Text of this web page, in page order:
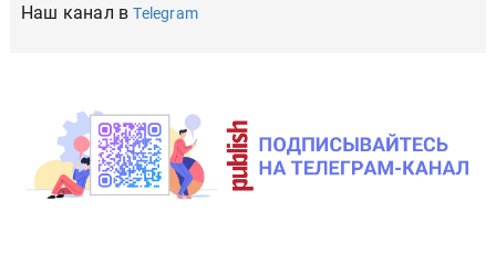
Наш канал вTelegram